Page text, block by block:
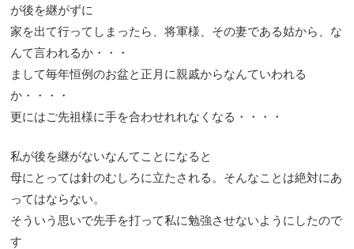
が後を継がずに
家を出て行ってしまったら、将軍様、その妻である姑から、な
んて言われるか・・・
まして毎年恒例のお盆と正月に親戚からなんていわれる
か・・・・
更にはご先祖様に手を合わせれれなくなる・・・・
私が後を継がないなんてことになると
母にとっては針のむしろに立たされる。そんなことは絶対にあ
ってはならない。
そういう思いで先手を打って私に勉強させないようにしたので
す